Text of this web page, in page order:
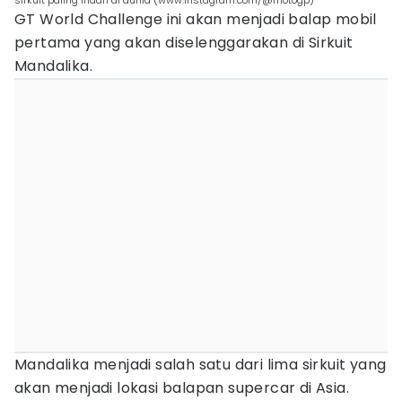
GT World Challenge ini akan menjadi balap mobil
pertama yang akan diselenggarakan di Sirkuit
Mandalika.
Mandalika menjadi salah satu dari lima sirkuit yang
akan menjadi lokasi balapan supercar di Asia.